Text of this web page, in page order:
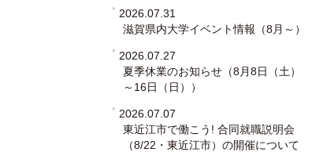
2026.07.31
滋賀県内大学イベント情報（8月～）
2026.07.27
夏季休業のお知らせ（8月8日（土）
～16日（日））
2026.07.07
東近江市で働こう! 合同就職説明会
（8/22・東近江市）の開催について